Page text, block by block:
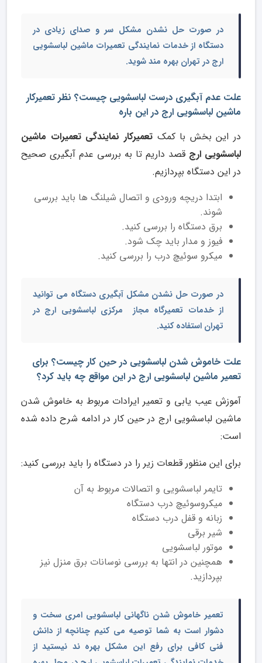
در صورت حل نشدن مشکل سر و صدای زیادی در
دستگاه از خدمات نمایندگی تعمیرات ماشین لباسشویی
ارج در تهران بهره مند شوید.
علت عدم آبگیری درست لباسشویی چیست؟ نظر تعمیرکار
ماشین لباسشویی ارج در این باره
در این بخش با کمک تعمیرکار نمایندگی تعمیرات ماشین
لباسشویی ارج قصد داریم تا به بررسی عدم آبگیری صحیح
در این دستگاه بپردازیم.
ابتدا دریچه ورودی و اتصال شیلنگ ها باید بررسی
شوند.
برق دستگاه را بررسی کنید.
فیوز و مدار باید چک شود.
میکرو سوئیچ درب را بررسی کنید.
در صورت حل نشدن مشکل آبگیری دستگاه می توانید
از خدمات تعمیرگاه مجاز مرکزی لباسشویی ارج در
تهران استفاده کنید.
علت خاموش شدن لباسشویی در حین کار چیست؟ برای
تعمیر ماشین لباسشویی ارج در این مواقع چه باید کرد؟
آموزش عیب یابی و تعمیر ایرادات مربوط به خاموش شدن
ماشین لباسشویی ارج در حین کار در ادامه شرح داده شده
است:
برای این منظور قطعات زیر را در دستگاه را باید بررسی کنید:
تایمر لباسشویی و اتصالات مربوط به آن
میکروسوئیچ درب دستگاه
زبانه و قفل درب دستگاه
شیر برقی
موتور لباسشویی
همچنین در انتها به بررسی نوسانات برق منزل نیز
بپردازید.
تعمیر خاموش شدن ناگهانی لباسشویی امری سخت و
دشوار است به شما توصیه می کنیم چنانچه از دانش
فنی کافی برای رفع این مشکل بهره ند نیستید از